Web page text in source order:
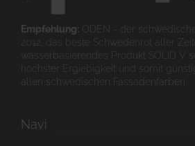
Empfehlung: ODEN - der
2012, das beste Schwedenrot aller
wasserbasierendes Produkt SOLID V
höchster Ergiebigkeit und somit
allen schwedischen Fassadenfarben.
Navi